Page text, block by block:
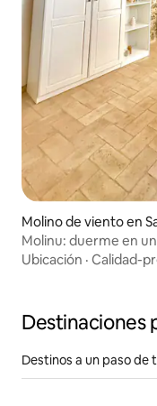
Molino de viento en
Molinu: duerme en
Lussurgiu
Ubicación · Calidad-
Destinaciones
Destinos a un paso de